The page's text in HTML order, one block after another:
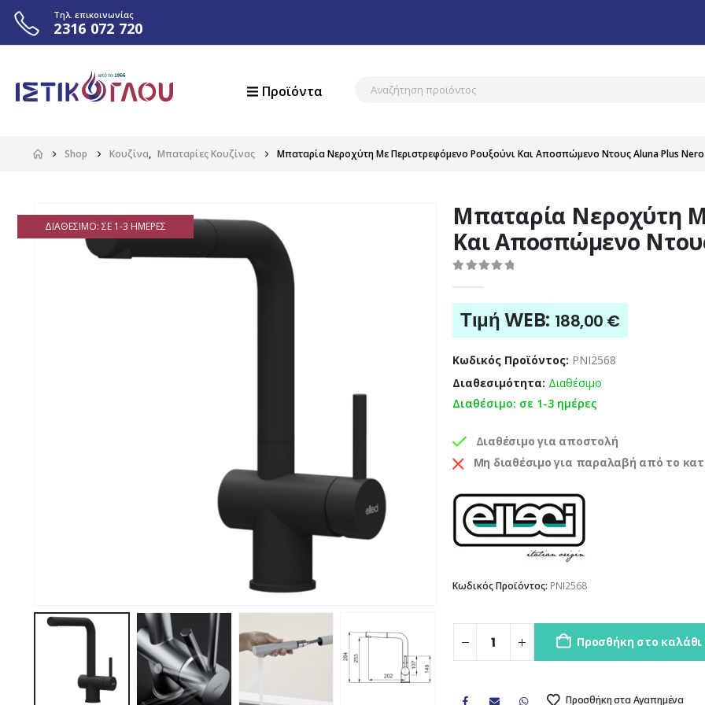
Τηλ. επικοινωνίας
2316 072 720
Προϊόντα
Shop Κουζίνα, Μπαταρίες Κουζίνας Μπαταρία Νεροχύτη Με Περιστρεφόμενο Ρουξούνι Και Αποσπώμενο Ντους Aluna Plus Nero
ΔΙΑΘΈΣΙΜΟ: ΣΕ 1-3 ΗΜΈΡΕΣ
Μπαταρία Νεροχύτη
Και Αποσπώμενο
Τιμή WEB: 188,00 €
Κωδικός Προϊόντος: PNI2568
Διαθεσιμότητα: Διαθέσιμο
Διαθέσιμο: σε 1-3 ημέρες
Διαθέσιμο για αποστολή
Μη διαθέσιμο για παραλαβή από το
Κωδικός Προϊόντος: PNI2568
Προσθήκη στο καλάθι
Προσθήκη στα Αγαπημένα